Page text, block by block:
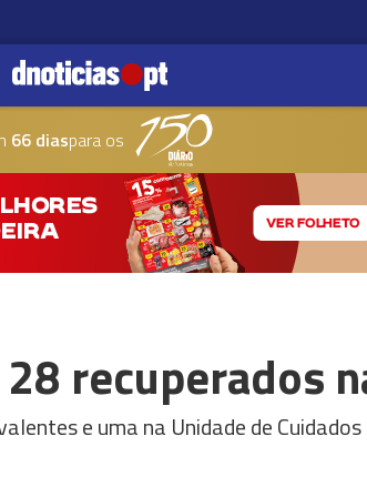
66 diaspara os
recuperados
e uma na Unidade de